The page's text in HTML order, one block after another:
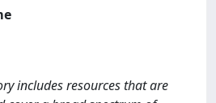
includes resources that are